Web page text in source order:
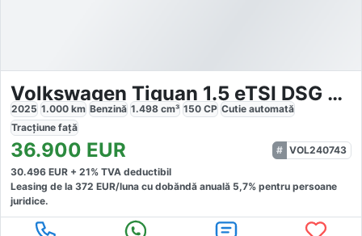
Volkswagen Tiguan 1.5 eTSI DSG MHEV Life
2025 1.000 km Benzină 1.498 cm³ 150 CP Cutie automată
Tracțiune față
36.900 EUR
VOL240743
30.496 EUR + 21% TVA deductibil
Leasing de la 372 EUR/luna cu dobăndă anuală 5,7% pentru persoane
juridice.